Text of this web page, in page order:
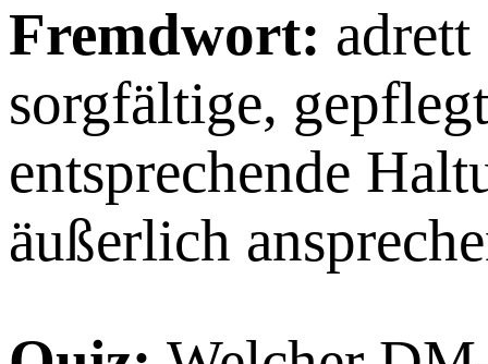
Fremdwort:
sorgfältige,
entsprechende
äußerlich